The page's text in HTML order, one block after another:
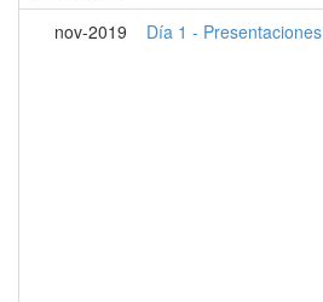
nov-2019 Día 1 - Presentaciones